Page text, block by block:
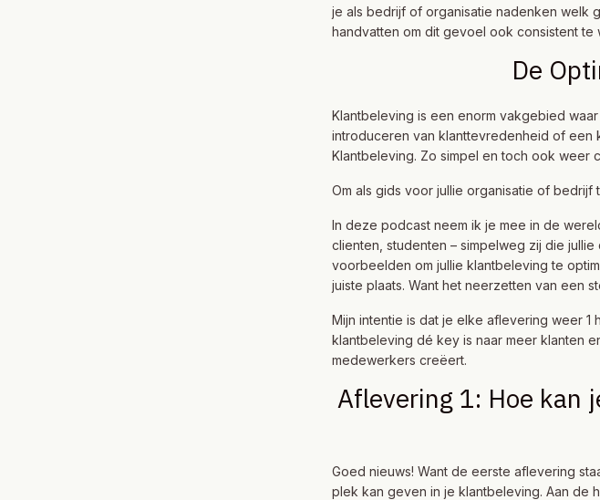
je als bedrijf of organisatie nadenken welk
handvatten om dit gevoel ook consistent
De
Klantbeleving is een enorm vakgebied
introduceren van klanttevredenheid of een
Klantbeleving. Zo simpel en toch ook weer
Om als gids voor jullie organisatie of
In deze podcast neem ik je mee in de
clienten, studenten – simpelweg zij die
voorbeelden om jullie klantbeleving te
juiste plaats. Want het neerzetten van een
Mijn intentie is dat je elke aflevering weer 1
klantbeleving dé key is naar meer klanten
medewerkers creëert.
Aflevering 1: Hoe kan
Goed nieuws! Want de eerste aflevering
plek kan geven in je klantbeleving. Aan de